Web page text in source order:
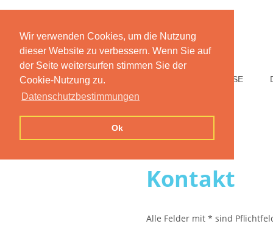
Wir verwenden Cookies, um die Nutzung
dieser Website zu verbessern. Wenn Sie auf
der Seite weitersurfen stimmen Sie der
Cookie-Nutzung zu.
Datenschutzbestimmungen
Ok
HOME PREISE
Kontakt
Alle Felder mit * sind